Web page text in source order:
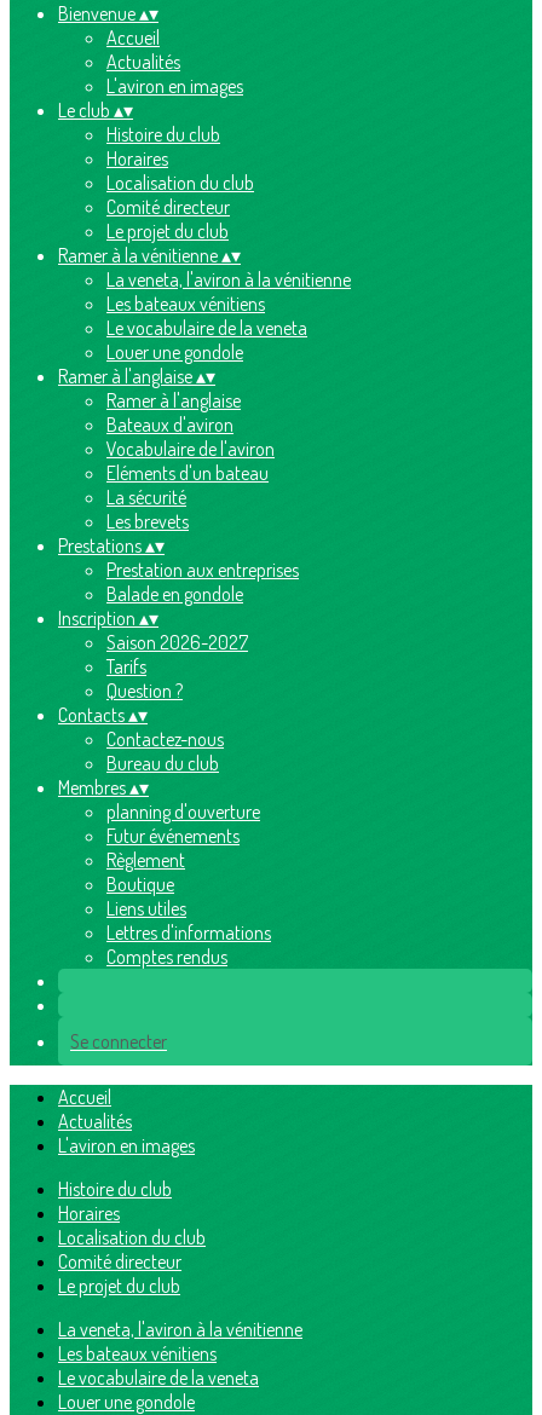
Bienvenue▴▾
Accueil
Actualités
L'aviron en images
Le club ▴▾
Histoire du club
Horaires
Localisation du club
Comité directeur
Le projet du club
Ramer à la vénitienne▴▾
La veneta, l'aviron à la vénitienne
Les bateaux vénitiens
Le vocabulaire de la veneta
Louer une gondole
Ramer à l'anglaise▴▾
Ramer à l'anglaise
Bateaux d'aviron
Vocabulaire de l'aviron
Eléments d'un bateau
La sécurité
Les brevets
Prestations▴▾
Prestation aux entreprises
Balade en gondole
Inscription ▴▾
Saison 2026-2027
Tarifs
Question ?
Contacts▴▾
Contactez-nous
Bureau du club
Membres▴▾
planning d'ouverture
Futur événements
Règlement
Boutique
Liens utiles
Lettres d'informations
Comptes rendus
Se connecter
Accueil
Actualités
L'aviron en images
Histoire du club
Horaires
Localisation du club
Comité directeur
Le projet du club
La veneta, l'aviron à la vénitienne
Les bateaux vénitiens
Le vocabulaire de la veneta
Louer une gondole